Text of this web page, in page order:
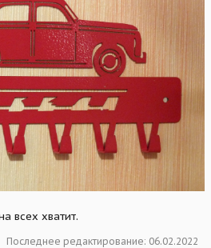
всех хватит.
Последнее редактирование: 06.02.2022